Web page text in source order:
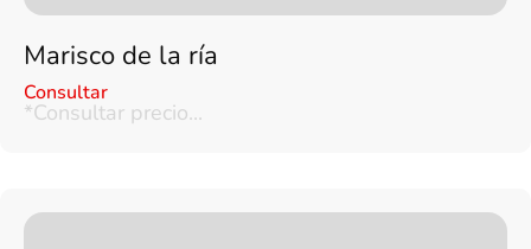
Marisco de la ría
Consultar
*Consultar precio...